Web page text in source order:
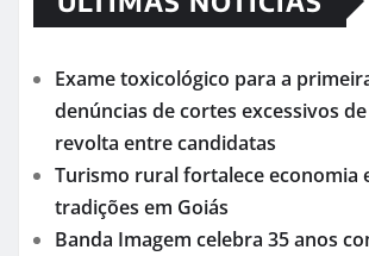
Exame toxicológico para a
denúncias de cortes excessivos
revolta entre candidatas
Turismo rural fortalece economia
tradições em Goiás
Banda Imagem celebra 35 anos